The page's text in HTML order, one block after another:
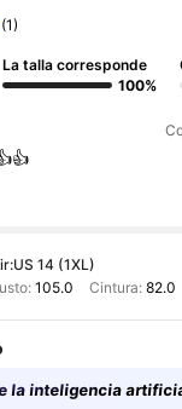
(1)
La talla corresponde
100%
US 14 (1XL)
105.0 Cintura: 82.0
la inteligencia